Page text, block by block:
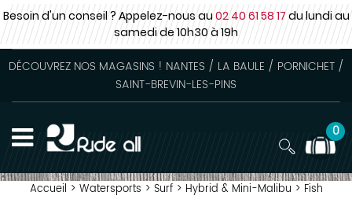
Besoin d'un conseil ? Appelez-nous au02 40 61 58 17du lundi au
samedide 10h30 à 19h
DÉCOUVREZ NOS MAGASINS ! NANTES / LA BAULE / PORNICHET /
SAINT-BREVIN-LES-PINS
0
Accueil > Watersports > Surf > Hybrid & Mini-Malibu > Fish